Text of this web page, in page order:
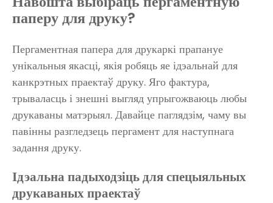
паперу для друку?
Пергаментная папера для друкаркі прапануе
унікальныя якасці, якія робяць яе ідэальнай для
канкрэтных праектаў друку. Яго фактура,
трываласць і знешні выгляд упрыгожваюць любы
друкаваны матэрыял. Давайце паглядзім, чаму вы
павінны разгледзець пергамент для наступнага
задання друку.
Ідэальна падыходзіць для спецыяльных
друкаваных праектаў